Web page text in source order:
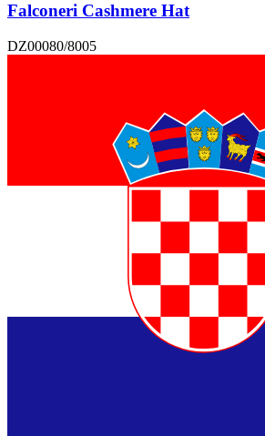
Falconeri Cashmere Hat
DZ00080/8005